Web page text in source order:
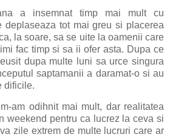
a insemnat timp mai mult cu
deplaseaza tot mai greu si placerea
la soare, sa se uite la oamenii care
fac timp si sa ii ofer asta. Dupa ce
dupa multe luni sa urce singura
saptamanii a daramat-o si au
dificile.
am odihnit mai mult, dar realitatea
weekend pentru ca lucrez la ceva si
zile extrem de multe lucruri care ar